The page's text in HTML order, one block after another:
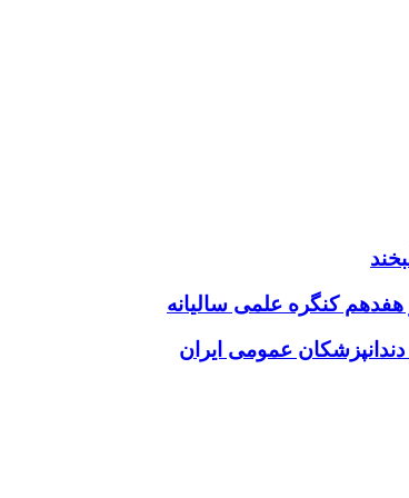
هفدهم کنگره علمی سالیانه
عمومی ایران